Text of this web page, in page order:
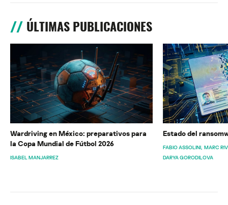
ÚLTIMAS PUBLICACIONES
Wardriving en México: preparativos para
la Copa Mundial de Fútbol 2026
ISABEL MANJARREZ
Estado del
FABIO ASSOLINI MARC
DARYA GORODILOVA